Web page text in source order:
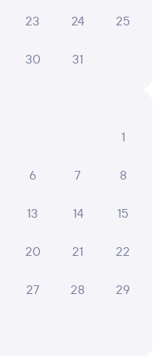
23 24 25
30 31
1
6 7 8
13 14 15
20 21 22
27 28 29